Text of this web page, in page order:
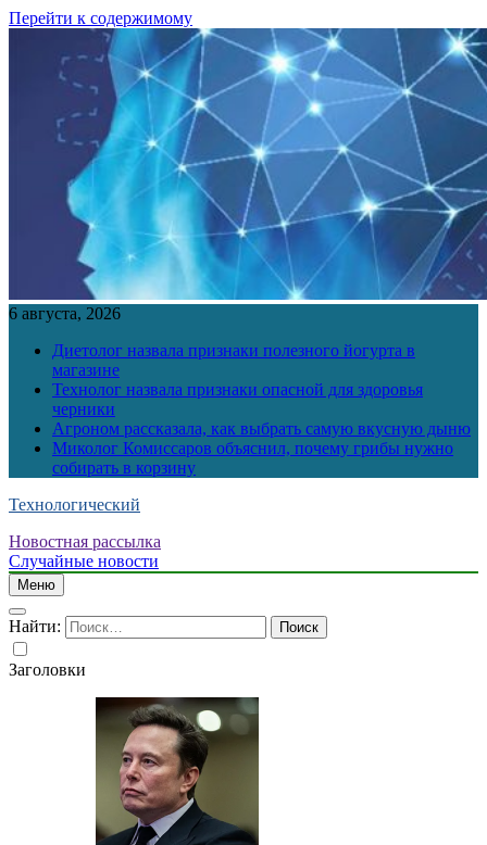
Перейти к содержимому
6 августа, 2026
Диетолог назвала признаки полезного йогурта в
магазине
Технолог назвала признаки опасной для здоровья
черники
Агроном рассказала, как выбрать самую вкусную дыню
Миколог Комиссаров объяснил, почему грибы нужно
собирать в корзину
Технологический
Новостная рассылка
Случайные новости
Меню
Найти:
Заголовки